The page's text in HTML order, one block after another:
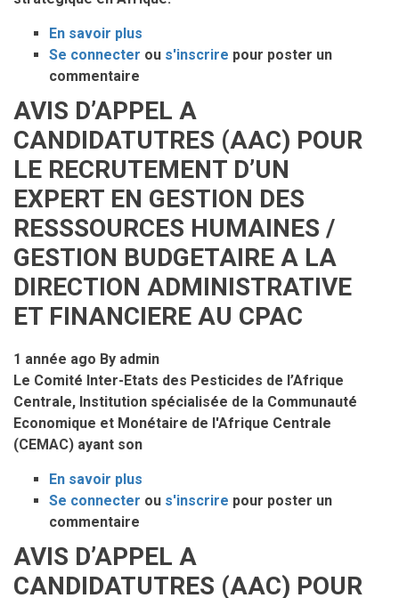
présence
pour
renforcer
la
coopération
sous-
régionale.
En savoir plus
Vers
gestion
intégrée
et
participative
des
ressources
marines
dans
le
Golfe
de
Se connecter ou s'inscrire pour poster un
commentaire
AVIS D’APPEL A
CANDIDATUTRES (AAC) POUR
LE RECRUTEMENT D’UN
EXPERT EN GESTION DES
RESSSOURCES HUMAINES /
GESTION BUDGETAIRE A LA
DIRECTION ADMINISTRATIVE
ET FINANCIERE AU CPAC
1 année ago By admin
Le Comité Inter-Etats des Pesticides de l’Afrique
Centrale, Institution spécialisée de la Communauté
Economique et Monétaire de l'Afrique Centrale
(CEMAC) ayant son
En savoir plus
AVIS
A
CANDIDATUTRES
(AAC)
Se connecter ou s'inscrire pour poster un
commentaire
AVIS D’APPEL A
CANDIDATUTRES (AAC) POUR